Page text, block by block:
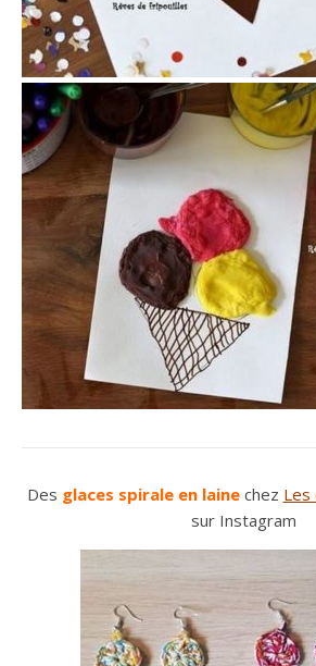
Des glaces spirale en lainechez Les
sur Instagram